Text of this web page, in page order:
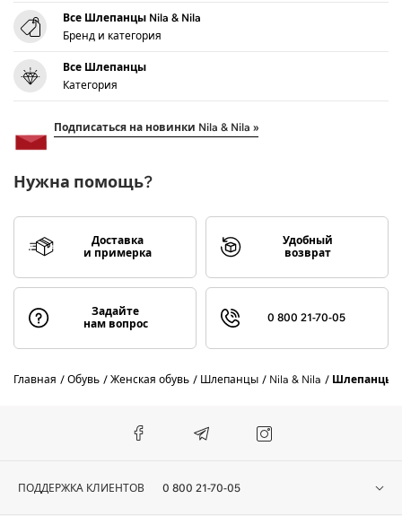
Все Шлепанцы Nila & Nila
Бренд и категория
Все Шлепанцы
Категория
Подписаться на новинки Nila & Nila »
Нужна помощь?
Доставка
и примерка
Удобный
возврат
Задайте
нам вопрос
0 800 21-70-05
Главная Обувь Женская обувь Шлепанцы Nila & Nila Шлепанцы
ПОДДЕРЖКА КЛИЕНТОВ 0 800 21-70-05